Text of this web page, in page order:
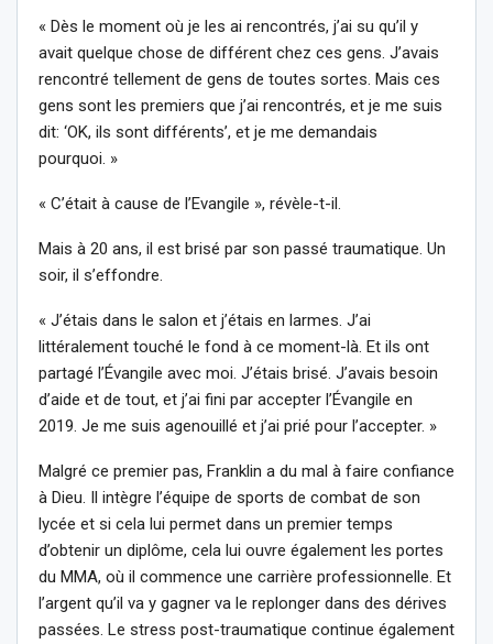
« Dès le moment où je les ai rencontrés, j’ai su qu’il y
avait quelque chose de différent chez ces gens. J’avais
rencontré tellement de gens de toutes sortes. Mais ces
gens sont les premiers que j’ai rencontrés, et je me suis
dit: ‘OK, ils sont différents’, et je me demandais
pourquoi. »
« C’était à cause de l’Evangile », révèle-t-il.
Mais à 20 ans, il est brisé par son passé traumatique. Un
soir, il s’effondre.
« J’étais dans le salon et j’étais en larmes. J’ai
littéralement touché le fond à ce moment-là. Et ils ont
partagé l’Évangile avec moi. J’étais brisé. J’avais besoin
d’aide et de tout, et j’ai fini par accepter l’Évangile en
2019. Je me suis agenouillé et j’ai prié pour l’accepter. »
Malgré ce premier pas, Franklin a du mal à faire confiance
à Dieu. Il intègre l’équipe de sports de combat de son
lycée et si cela lui permet dans un premier temps
d’obtenir un diplôme, cela lui ouvre également les portes
du MMA, où il commence une carrière professionnelle. Et
l’argent qu’il va y gagner va le replonger dans des dérives
passées. Le stress post-traumatique continue également